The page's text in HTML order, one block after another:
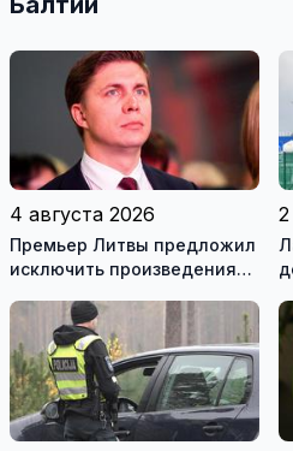
4 августа 2026
Премьер Литвы предложил
исключить произведения
рекомендуемой
литературы